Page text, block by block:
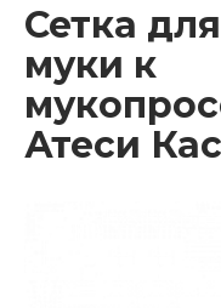
Сетка
муки к
Атеси